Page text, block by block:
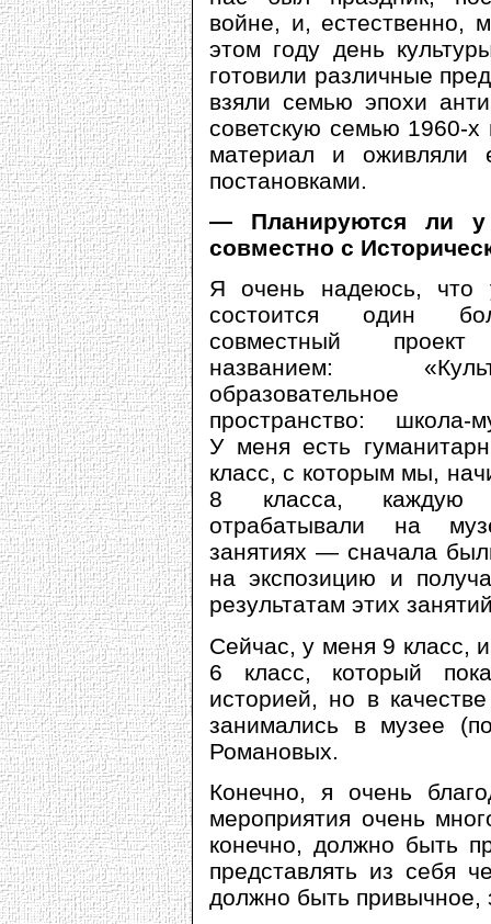
войне, и, естественно,
этом году день
готовили различные
взяли семью эпохи
советскую семью 1960-х
материал и оживляли
постановками.
— Планируются ли у
совместно с
Я очень надеюсь, что
состоится один
совместный
названием:
образовательное
пространство: школа-
У меня есть
класс, с которым мы,
8 класса, каждую
отрабатывали на
занятиях — сначала
на экспозицию и
результатам этих
Сейчас, у меня 9 класс,
6 класс, который
историей, но в
занимались в музее
Романовых.
Конечно, я очень
мероприятия очень
конечно, должно быть
представлять из себя
должно быть привычное,